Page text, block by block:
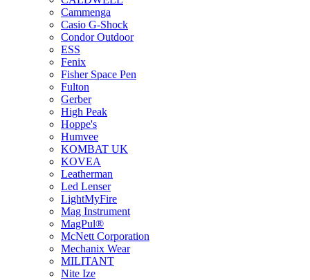
Cammenga
Casio G-Shock
Condor Outdoor
ESS
Fenix
Fisher Space Pen
Fulton
Gerber
High Peak
Hoppe's
Humvee
KOMBAT UK
KOVEA
Leatherman
Led Lenser
LightMyFire
Mag Instrument
MagPul®
McNett Corporation
Mechanix Wear
MILITANT
Nite Ize